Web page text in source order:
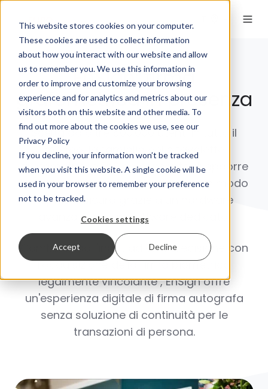
This website stores cookies on your computer.
These cookies are used to collect information
about how you interact with our website and allow
us to remember you. We use this information in
order to improve and customize your browsing
experience and for analytics and metrics about our
visitors both on this website and other media. To
find out more about the cookies we use, see our
Privacy Policy
If you decline, your information won’t be tracked
when you visit this website. A single cookie will be
used in your browser to remember your preference
not to be tracked.
Cookies settings
Accept Decline
EnSign:firma
grafometrica in presenza
Scelta da oltre 500.000 utenti in tutto il
mondo, la famiglia delle tavolette
grafometricheEnSignconsente di apporre
la firma grafometrica in presenza in modo
rapido e sicuro grazie a un hardware
avanzato e a un software dedicato.
Combinando l'input ad alta precisione con
l'acquisizione della firma biometrica
legalmente vincolante , EnSign offre
un'esperienza digitale di firma autografa
senza soluzione di continuità per le
transazioni di persona.